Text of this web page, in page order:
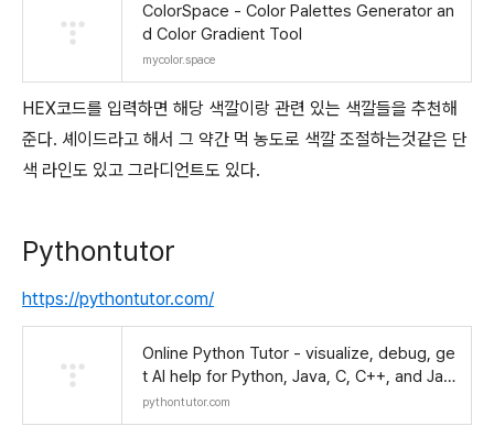
ColorSpace - Color Palettes Generator an
d Color Gradient Tool
mycolor.space
HEX코드를 입력하면 해당 색깔이랑 관련 있는 색깔들을 추천해
준다. 셰이드라고 해서 그 약간 먹 농도로 색깔 조절하는것같은 단
색 라인도 있고 그라디언트도 있다.
Pythontutor
https://pythontutor.com/
Online Python Tutor - visualize, debug, ge
t AI help for Python, Java, C, C++, and Jav
aScript
pythontutor.com